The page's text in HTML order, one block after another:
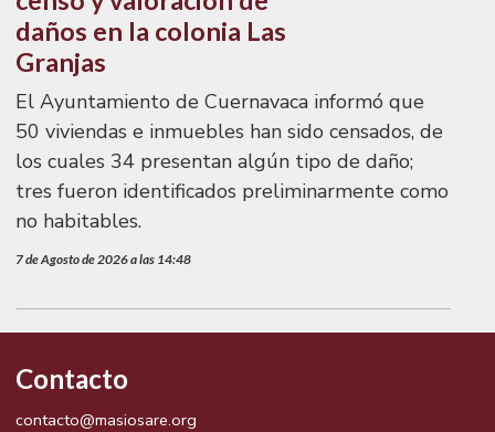
daños en la colonia Las
Granjas
El Ayuntamiento de Cuernavaca informó que
50 viviendas e inmuebles han sido censados, de
los cuales 34 presentan algún tipo de daño;
tres fueron identificados preliminarmente como
no habitables.
7 de Agosto de 2026 a las 14:48
Contacto
contacto@masiosare.org